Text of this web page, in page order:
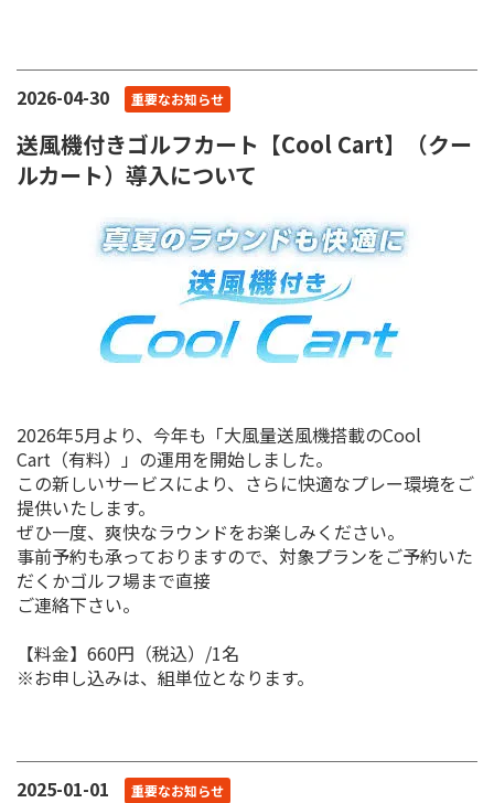
2026-04-30 重要なお知らせ
送風機付きゴルフカート【Cool Cart】（クー
ルカート）導入について
2026年5月より、今年も「大風量送風機搭載のCool
Cart（有料）」の運用を開始しました。
この新しいサービスにより、さらに快適なプレー環境をご
提供いたします。
ぜひ一度、爽快なラウンドをお楽しみください。
事前予約も承っておりますので、対象プランをご予約いた
だくかゴルフ場まで直接
ご連絡下さい。
【料金】660円（税込）/1名
※お申し込みは、組単位となります。
2025-01-01 重要なお知らせ